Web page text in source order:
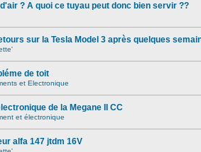
? A quoi ce tuyau peut donc bien servir ??
sur la Tesla Model 3 après quelques
de toit
et Electronique
de la Megane II CC
et électronique
alfa 147 jtdm 16V